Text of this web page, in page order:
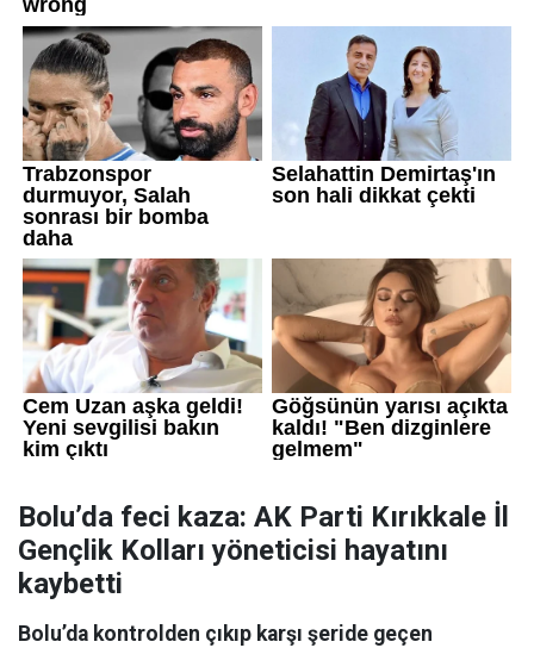
Bolu’da feci kaza: AK Parti Kırıkkale İl
Gençlik Kolları yöneticisi hayatını
kaybetti
Bolu’da kontrolden çıkıp karşı şeride geçen